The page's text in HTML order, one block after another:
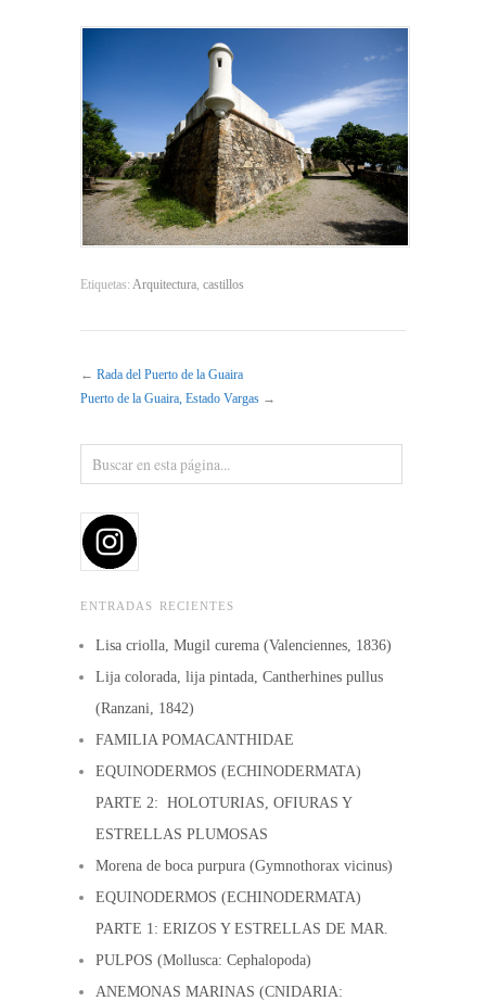
Etiquetas: Arquitectura, castillos
← Rada del Puerto de la Guaira
Puerto de la Guaira, Estado Vargas →
ENTRADAS RECIENTES
Lisa criolla, Mugil curema (Valenciennes, 1836)
Lija colorada, lija pintada, Cantherhines pullus
(Ranzani, 1842)
FAMILIA POMACANTHIDAE
EQUINODERMOS (ECHINODERMATA)
PARTE 2: HOLOTURIAS, OFIURAS Y
ESTRELLAS PLUMOSAS
Morena de boca purpura (Gymnothorax vicinus)
EQUINODERMOS (ECHINODERMATA)
PARTE 1: ERIZOS Y ESTRELLAS DE MAR.
PULPOS (Mollusca: Cephalopoda)
ANEMONAS MARINAS (CNIDARIA: